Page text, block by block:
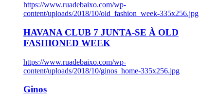
https://www.ruadebaixo.com/wp-
content/uploads/2018/10/old_fashion_week-335x256.jpg
HAVANA CLUB 7 JUNTA-SE À OLD
FASHIONED WEEK
https://www.ruadebaixo.com/wp-
content/uploads/2018/10/ginos_home-335x256.jpg
Ginos